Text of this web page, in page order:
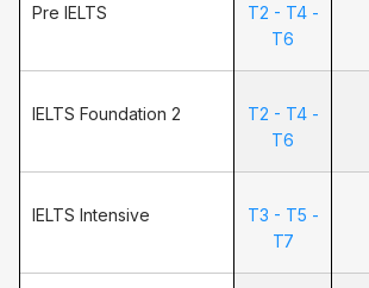
Pre IELTS
T2 - T4 -
T6
IELTS Foundation 2
T2 - T4 -
T6
IELTS Intensive
T3 - T5 -
T7